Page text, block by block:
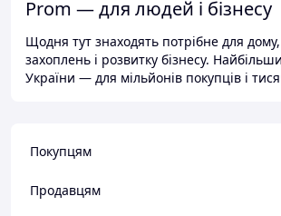
Prom — для людей і бізнесу
Щодня тут знаходять потрібне для
захоплень і розвитку бізнесу.
України — для мільйонів покупців і
Покупцям
Продавцям